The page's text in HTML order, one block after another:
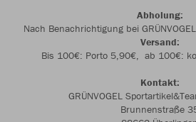
Abholung:
Nach Benachrichtigung bei
Versand:
Bis 100€: Porto 5,90€, ab 100€:
Kontakt:
GRÜNVOGEL
Brunnenstraße